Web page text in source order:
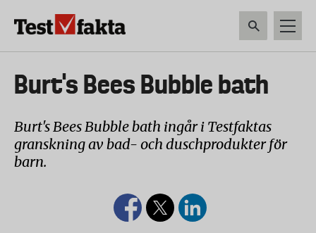
Huvudmeny
ny
HEM & HUSHÅLL
Burt's Bees Bubble bath
Burt's Bees Bubble bath ingår i Testfaktas
granskning av bad- och duschprodukter för
barn.